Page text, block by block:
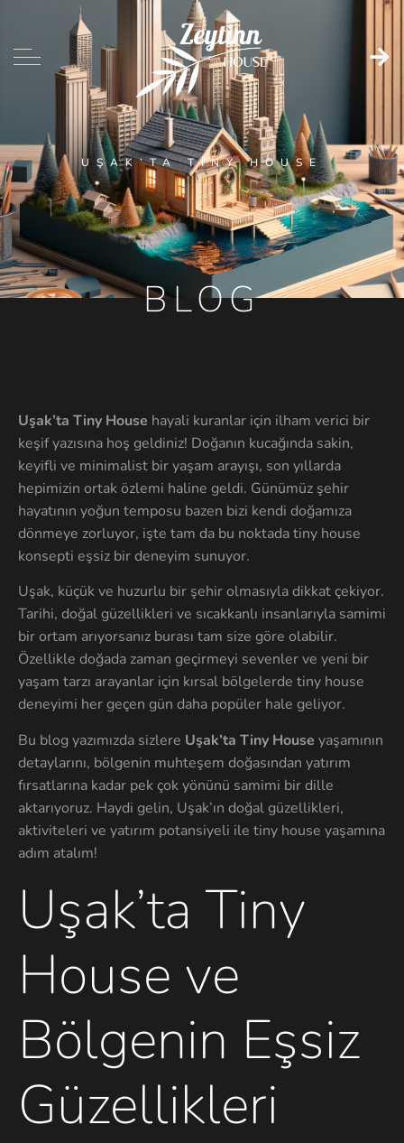
UŞAK’TA TINY HOUSE
BLOG
Uşak’ta Tiny House hayali kuranlar için ilham verici bir
keşif yazısına hoş geldiniz! Doğanın kucağında sakin,
keyifli ve minimalist bir yaşam arayışı, son yıllarda
hepimizin ortak özlemi haline geldi. Günümüz şehir
hayatının yoğun temposu bazen bizi kendi doğamıza
dönmeye zorluyor, işte tam da bu noktada tiny house
konsepti eşsiz bir deneyim sunuyor.
Uşak, küçük ve huzurlu bir şehir olmasıyla dikkat çekiyor.
Tarihi, doğal güzellikleri ve sıcakkanlı insanlarıyla samimi
bir ortam arıyorsanız burası tam size göre olabilir.
Özellikle doğada zaman geçirmeyi sevenler ve yeni bir
yaşam tarzı arayanlar için kırsal bölgelerde tiny house
deneyimi her geçen gün daha popüler hale geliyor.
Bu blog yazımızda sizlere Uşak’ta Tiny House yaşamının
detaylarını, bölgenin muhteşem doğasından yatırım
fırsatlarına kadar pek çok yönünü samimi bir dille
aktarıyoruz. Haydi gelin, Uşak’ın doğal güzellikleri,
aktiviteleri ve yatırım potansiyeli ile tiny house yaşamına
adım atalım!
Uşak’ta Tiny
House ve
Bölgenin Eşsiz
Güzellikleri